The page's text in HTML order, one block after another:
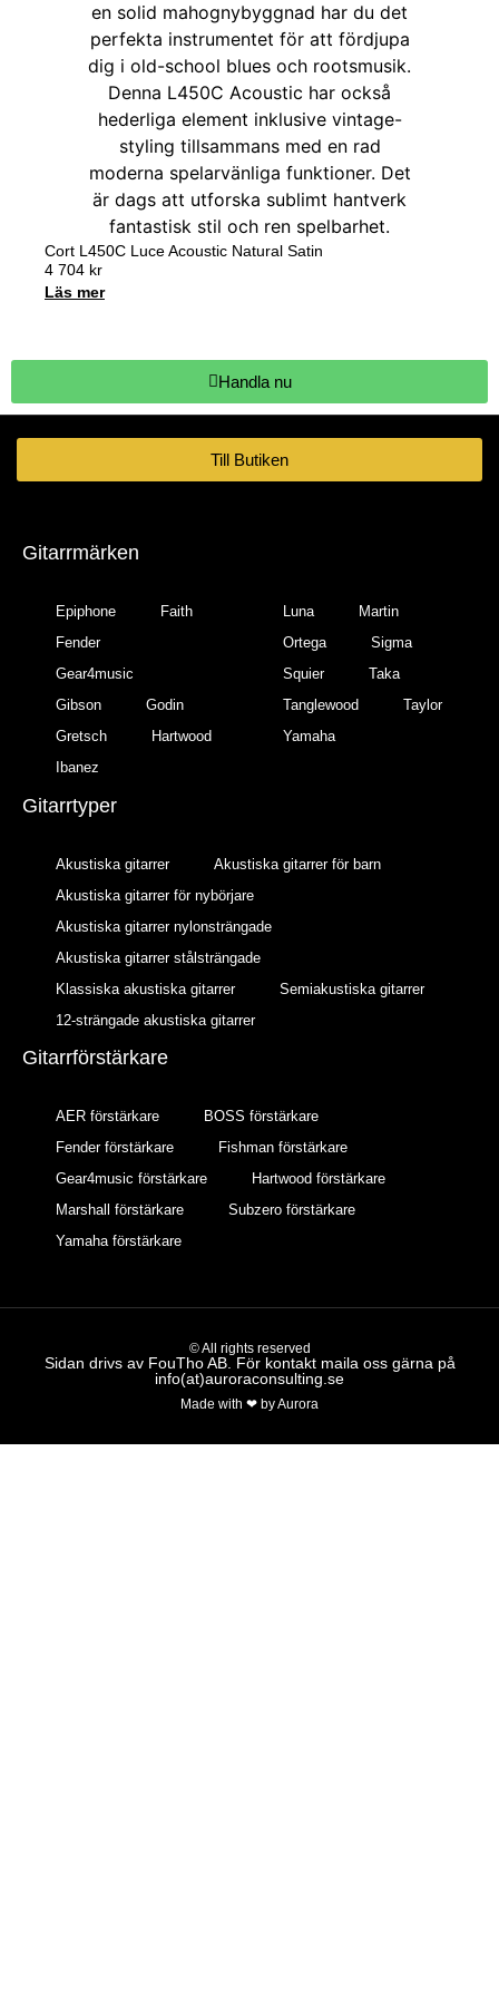
Cort L450C Luce Acoustic Natural Satin
4 704 kr
Läs mer
Handla nu
Till Butiken
Gitarrmärken
Epiphone
Faith
Fender
Gear4music
Gibson
Godin
Gretsch
Hartwood
Ibanez
Luna
Martin
Ortega
Sigma
Squier
Taka
Tanglewood
Taylor
Yamaha
Gitarrtyper
Akustiska gitarrer
Akustiska gitarrer för barn
Akustiska gitarrer för nybörjare
Akustiska gitarrer nylonsträngade
Akustiska gitarrer stålsträngade
Klassiska akustiska gitarrer
Semiakustiska gitarrer
12-strängade akustiska gitarrer
Gitarrförstärkare
AER förstärkare
BOSS förstärkare
Fender förstärkare
Fishman förstärkare
Gear4music förstärkare
Hartwood förstärkare
Marshall förstärkare
Subzero förstärkare
Yamaha förstärkare
© All rights reserved
Sidan drivs av FouTho AB. För kontakt maila oss gärna på
info(at)auroraconsulting.se
Made with ❤ by Aurora